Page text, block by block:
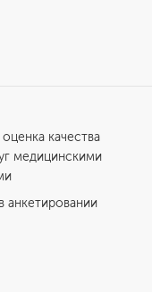
качества
медицинскими
анкетировании